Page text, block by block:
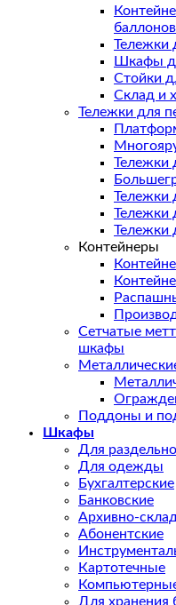
баллонов
Тележки
Шкафы
Стойки
Склад и
Тележки для
Тележки
Тележки
Тележки
Тележки
Контейнеры
Сетчатые
шкафы
Поддоны и
Шкафы
Для
Для одежды
Бухгалтерские
Банковские
Архивно-
Абонентские
Картотечные
Для хранения